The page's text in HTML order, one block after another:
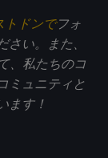
トドンでフォ
い。また、
、私たちのコ
ミュニティと
ます！